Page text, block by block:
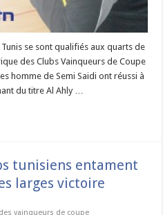
Tunis se sont qualifiés aux quarts de
des Clubs Vainqueurs de Coupe
homme de Semi Saidi ont réussi à
du titre Al Ahly …
tunisiens entament
larges victoire
vainqueurs de coupe